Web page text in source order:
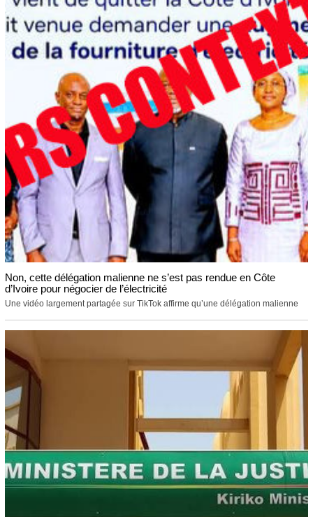
Non, cette délégation malienne ne s’est pas rendue en Côte
d’Ivoire pour négocier de l’électricité
Une vidéo largement partagée sur TikTok affirme qu’une délégation malienne